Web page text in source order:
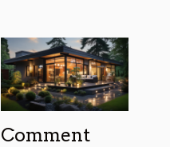
Comment